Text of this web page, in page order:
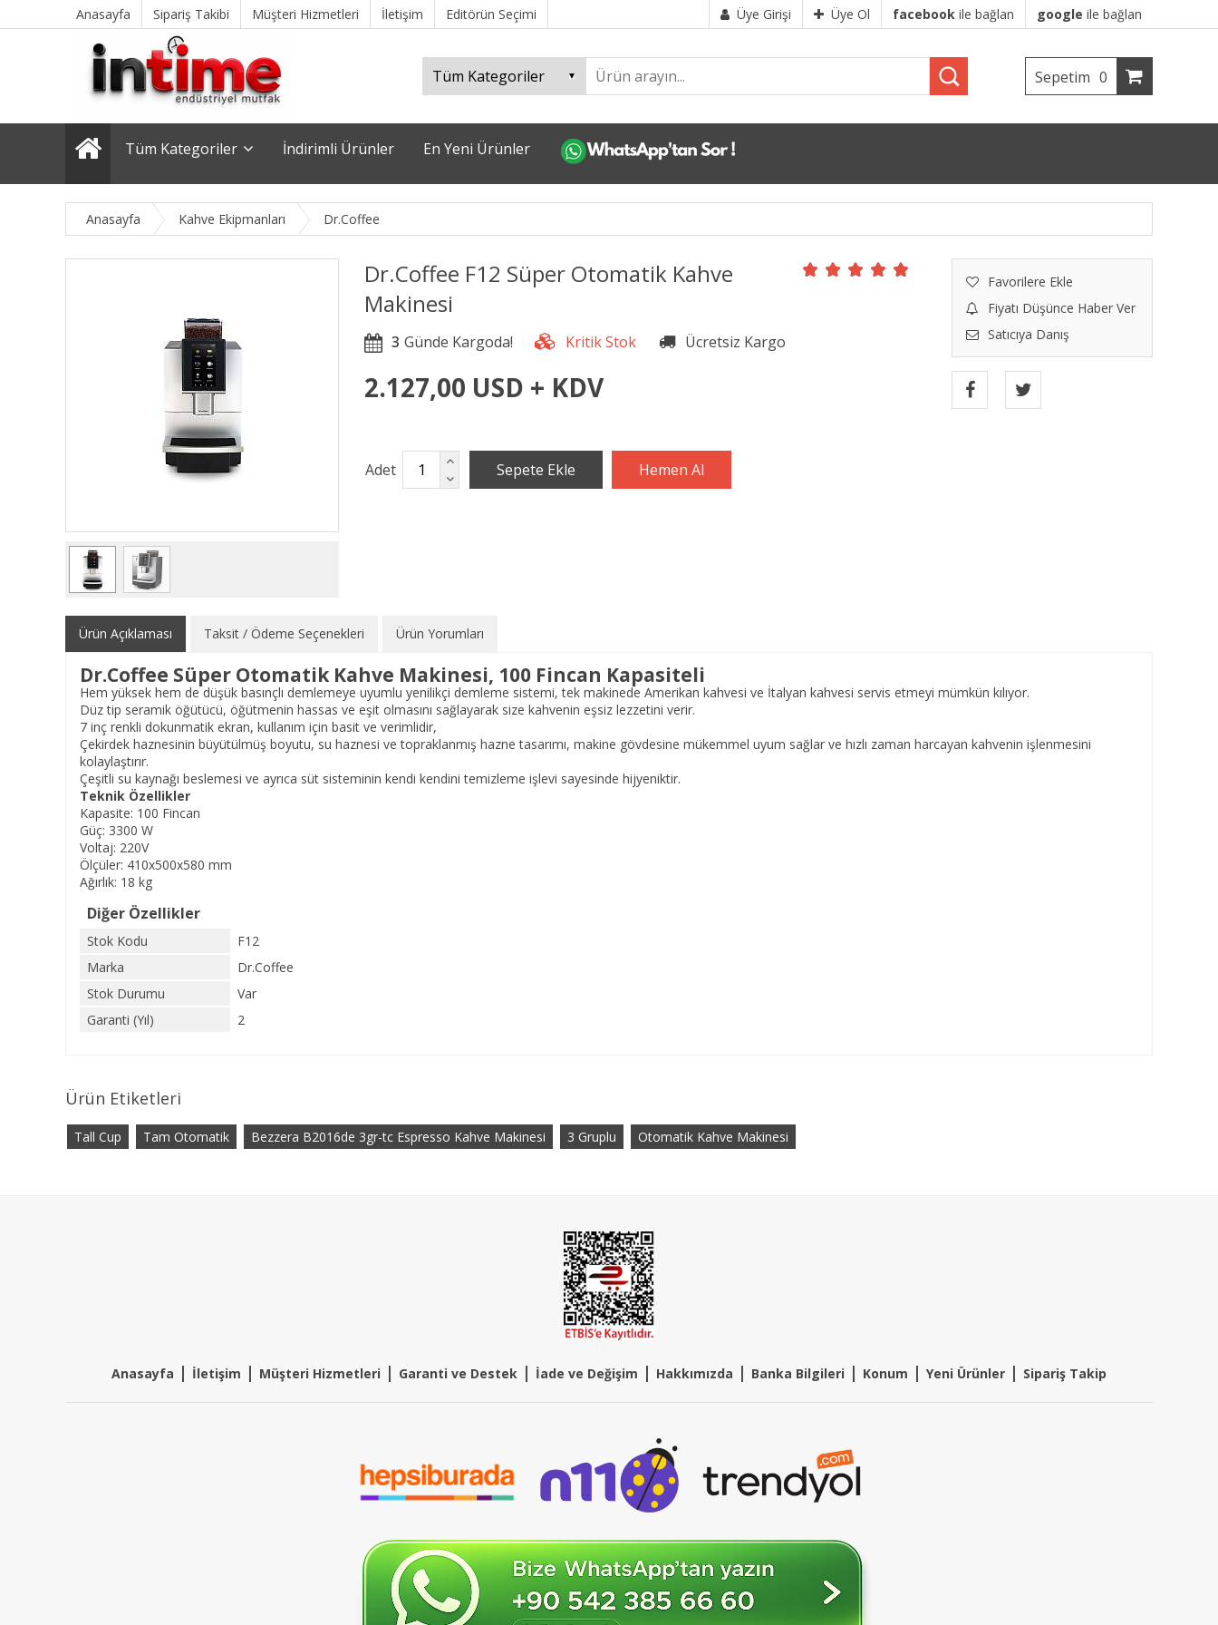
Anasayfa Sipariş Takibi Müşteri Hizmetleri İletişim Editörün Seçimi Üye Girişi Üye Ol facebook ile bağlan google ile bağlan
Sepetim 0
Tüm Kategoriler İndirimli Ürünler En Yeni Ürünler
Anasayfa Kahve Ekipmanları Dr.Coffee
Dr.Coffee F12 Süper Otomatik Kahve
Makinesi
Favorilere Ekle
Fiyatı Düşünce Haber Ver
Satıcıya Danış
3
2.127,00 USD + KDV
Adet
Ürün Açıklaması Taksit / Ödeme Seçenekleri Ürün Yorumları
Dr.Coffee Süper Otomatik Kahve Makinesi, 100 Fincan Kapasiteli
Hem yüksek hem de düşük basınçlı demlemeye uyumlu yenilikçi demleme sistemi, tek makinede Amerikan kahvesi ve İtalyan kahvesi servis etmeyi mümkün kılıyor.
Düz tip seramik öğütücü, öğütmenin hassas ve eşit olmasını sağlayarak size kahvenin eşsiz lezzetini verir.
7 inç renkli dokunmatik ekran, kullanım için basit ve verimlidir,
Çekirdek haznesinin büyütülmüş boyutu, su haznesi ve topraklanmış hazne tasarımı, makine gövdesine mükemmel uyum sağlar ve hızlı zaman harcayan kahvenin işlenmesini
kolaylaştırır.
Çeşitli su kaynağı beslemesi ve ayrıca süt sisteminin kendi kendini temizleme işlevi sayesinde hijyeniktir.
Teknik Özellikler
Kapasite: 100 Fincan
Güç: 3300 W
Voltaj: 220V
Ölçüler: 410x500x580 mm
Ağırlık: 18 kg
Diğer Özellikler
Stok Kodu
F12
Marka
Dr.Coffee
Stok Durumu
Var
Garanti (Yıl)
2
Ürün Etiketleri
Tall Cup Tam Otomatik Bezzera B2016de 3gr-tc Espresso Kahve Makinesi 3 Gruplu Otomatik Kahve Makinesi
Anasayfa | İletişim | Müşteri Hizmetleri | Garanti ve Destek | İade ve Değişim | Hakkımızda | Banka Bilgileri | Konum | Yeni Ürünler | Sipariş Takip